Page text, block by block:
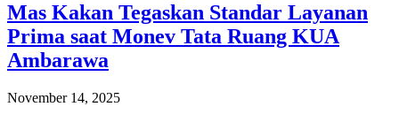
Mas Kakan Tegaskan Standar Layanan
Prima saat Monev Tata Ruang KUA
Ambarawa
November 14, 2025